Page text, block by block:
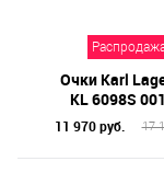
Очки Karl
KL 6098S
11 970 руб. 17